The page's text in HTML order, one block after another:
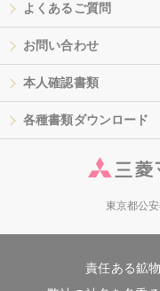
よくあるご質問
お問い合わせ
本人確認書類
各種書類ダウンロード
東京都公
責任ある鉱